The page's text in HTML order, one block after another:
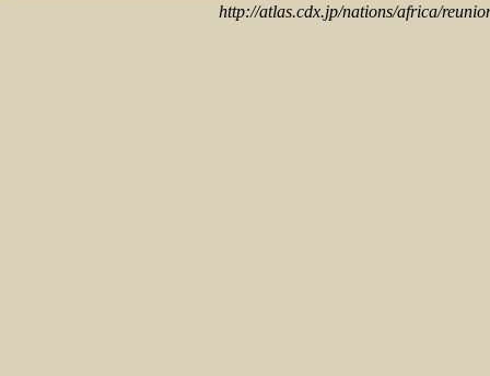
http://atlas.cdx.jp/nations/africa/